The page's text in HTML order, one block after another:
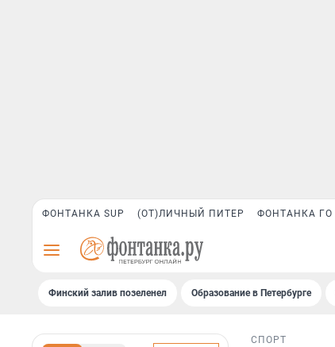
ФОНТАНКА SUP (ОТ)ЛИЧНЫЙ ПИТЕР ФОНТАНКА ГО
Финский залив позеленел Образование в Петербурге
СПОРТ